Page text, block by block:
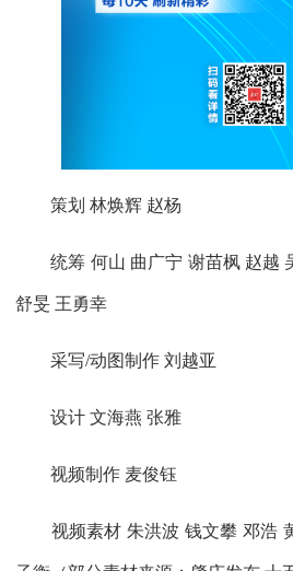
策划 林焕辉 赵杨
统筹 何山 曲广宁 谢苗枫 赵越
舒旻 王勇幸
采写/动图制作 刘越亚
设计 文海燕 张雅
视频制作 麦俊钰
视频素材 朱洪波 钱文攀 邓浩